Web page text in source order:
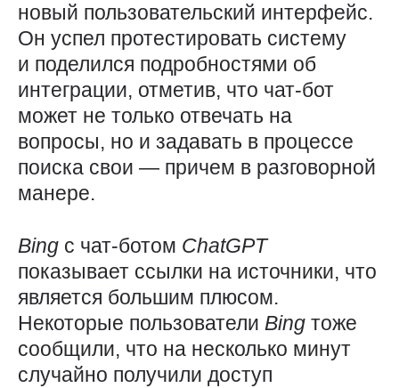
новый пользовательский интерфейс.
Он успел протестировать систему
и поделился подробностями об
интеграции, отметив, что чат-бот
может не только отвечать на
вопросы, но и задавать в процессе
поиска свои — причем в разговорной
манере.
Bing с чат-ботом ChatGPT
показывает ссылки на источники, что
является большим плюсом.
Некоторые пользователи Bing тоже
сообщили, что на несколько минут
случайно получили доступ